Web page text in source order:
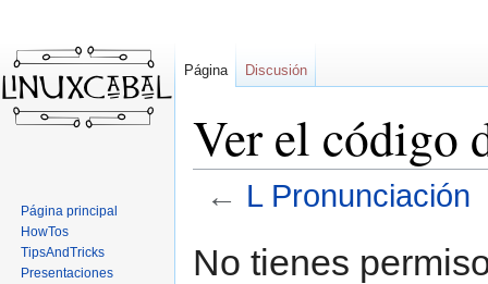
Ver el código
← L Pronunciación
No tienes
Página Discusión
Página principal
HowTos
TipsAndTricks
Presentaciones